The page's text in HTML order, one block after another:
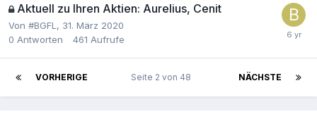
Aktuell zu Ihren Aktien: Aurelius, Cenit
Von #BGFL , 31. März 2020
0 Antworten 461 Aufrufe
VORHERIGE NÄCHSTE
Seite 2 von 48